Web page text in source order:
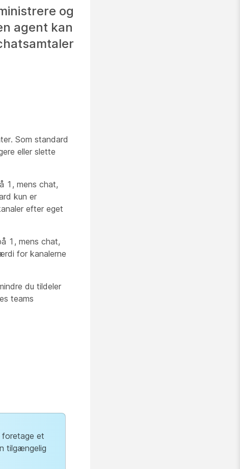
og
agent kan
Som standard
eller slette
1, mens chat,
kun er
efter eget
1, mens chat,
for kanalerne
du tildeler
teams
foretage et
tilgængelig